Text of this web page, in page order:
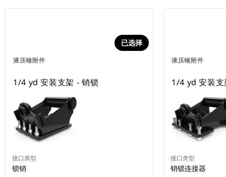
液压锤附件
已选择
1/4 yd 安装支架 - 销锁
接口类型
锁销
液压锤附件
1/4 yd 安装
接口类型
销锁连接器